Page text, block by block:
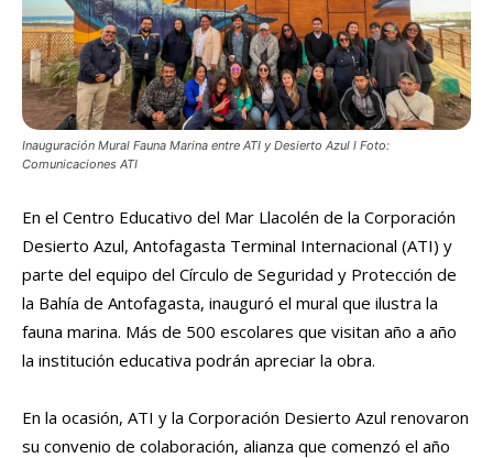
Inauguración Mural Fauna Marina entre ATI y Desierto Azul l Foto:
Comunicaciones ATI
En el Centro Educativo del Mar Llacolén de la Corporación
Desierto Azul, Antofagasta Terminal Internacional (ATI) y
parte del equipo del Círculo de Seguridad y Protección de
la Bahía de Antofagasta, inauguró el mural que ilustra la
fauna marina. Más de 500 escolares que visitan año a año
la institución educativa podrán apreciar la obra.
En la ocasión, ATI y la Corporación Desierto Azul renovaron
su convenio de colaboración, alianza que comenzó el año